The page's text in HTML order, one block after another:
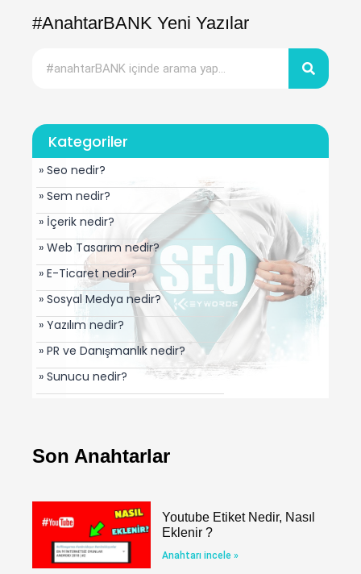
#AnahtarBANK Yeni Yazılar
Kategoriler
» Seo nedir?
» Sem nedir?
» İçerik nedir?
» Web Tasarım nedir?
» E-Ticaret nedir?
» Sosyal Medya nedir?
» Yazılım nedir?
» PR ve Danışmanlık nedir?
» Sunucu nedir?
Son Anahtarlar
Youtube Etiket Nedir, Nasıl
Eklenir ?
Anahtarı incele »